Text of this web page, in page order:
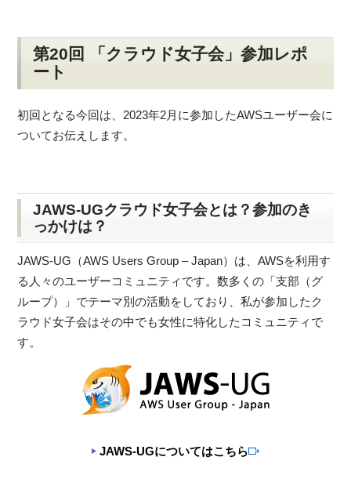
第20回 「クラウド女子会」参加レポ
ート
初回となる今回は、2023年2月に参加したAWSユーザー会に
ついてお伝えします。
JAWS-UGクラウド女子会とは？参加のき
っかけは？
JAWS-UG（AWS Users Group – Japan）は、AWSを利用す
る人々のユーザーコミュニティです。数多くの「支部（グ
ループ）」でテーマ別の活動をしており、私が参加したク
ラウド女子会はその中でも女性に特化したコミュニティで
す。
JAWS-UGについてはこちら